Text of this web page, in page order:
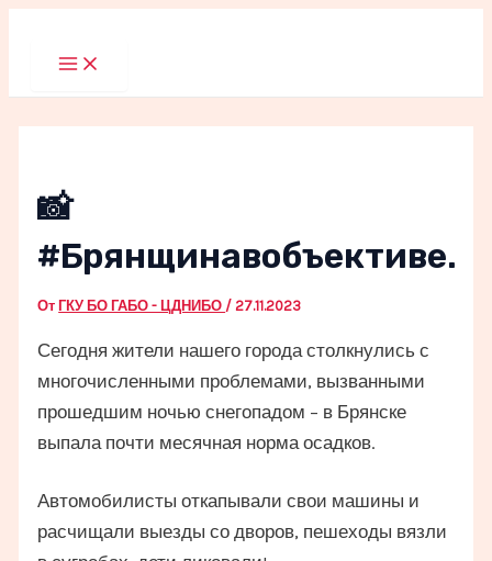
Main
Menu
📸
#Брянщинавобъективе.
ОтГКУ БО ГАБО - ЦДНИБО /27.11.2023
Сегодня жители нашего города столкнулись с
многочисленными проблемами, вызванными
прошедшим ночью снегопадом – в Брянске
выпала почти месячная норма осадков.
Автомобилисты откапывали свои машины и
расчищали выезды со дворов, пешеходы вязли